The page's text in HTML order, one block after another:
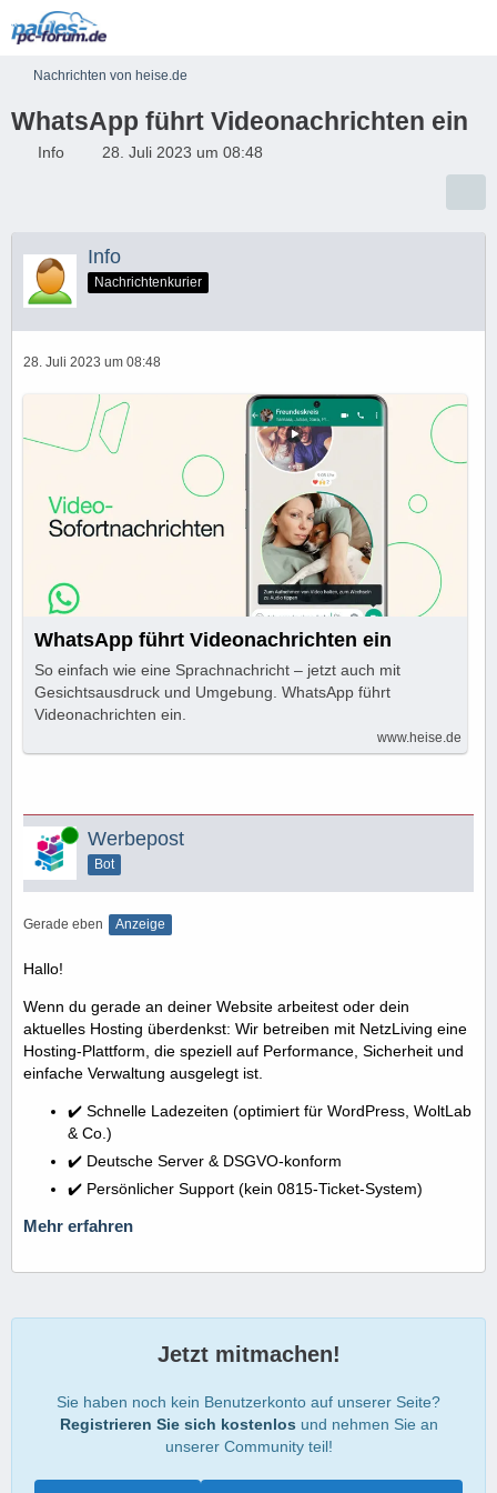
Nachrichten von heise.de
WhatsApp führt Videonachrichten ein
Info 28. Juli 2023 um 08:48
Info
Nachrichtenkurier
28. Juli 2023 um 08:48
WhatsApp führt Videonachrichten ein
So einfach wie eine Sprachnachricht – jetzt auch mit
Gesichtsausdruck und Umgebung. WhatsApp führt
Videonachrichten ein.
www.heise.de
Online Werbepost
Bot
Gerade eben Anzeige
Hallo!
Wenn du gerade an deiner Website arbeitest oder dein
aktuelles Hosting überdenkst: Wir betreiben mit NetzLiving eine
Hosting-Plattform, die speziell auf Performance, Sicherheit und
einfache Verwaltung ausgelegt ist.
✔️ Schnelle Ladezeiten (optimiert für WordPress, WoltLab
& Co.)
✔️ Deutsche Server & DSGVO-konform
✔️ Persönlicher Support (kein 0815-Ticket-System)
Mehr erfahren
Jetzt mitmachen!
Sie haben noch kein Benutzerkonto auf unserer Seite?
Registrieren Sie sich kostenlos und nehmen Sie an
unserer Community teil!